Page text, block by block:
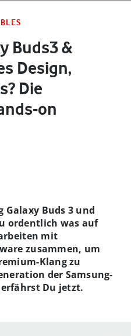
Buds3 &
Design,
Die
on
Galaxy Buds 3 und
ordentlich was auf
mit
zusammen, um
Klang zu
der Samsung-
Du jetzt.